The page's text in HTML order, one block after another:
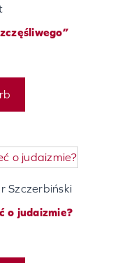
Szczerbiński
o judaizmie?